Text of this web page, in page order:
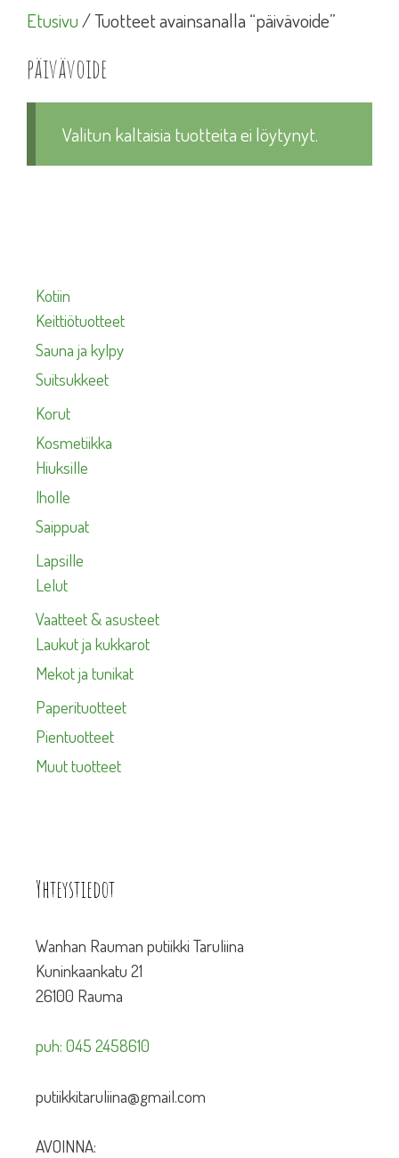
Etusivu/ Tuotteet avainsanalla “päivävoide”
päivävoide
Valitun kaltaisia tuotteita ei löytynyt.
Kotiin
Keittiötuotteet
Sauna ja kylpy
Suitsukkeet
Korut
Kosmetiikka
Hiuksille
Iholle
Saippuat
Lapsille
Lelut
Vaatteet & asusteet
Laukut ja kukkarot
Mekot ja tunikat
Paperituotteet
Pientuotteet
Muut tuotteet
Yhteystiedot
Wanhan Rauman putiikki Taruliina
Kuninkaankatu 21
26100 Rauma
puh: 045 2458610
putiikkitaruliina@gmail.com
AVOINNA: